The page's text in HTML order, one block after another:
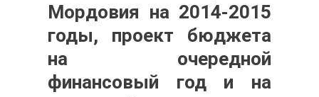
Мордовия на 2014-2015
годы, проект бюджета
на очередной
финансовый год и на